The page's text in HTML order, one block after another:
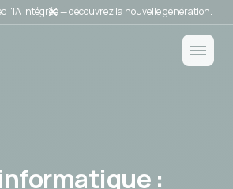
l’IA intégrée — découvrez la nouvelle génération.
: